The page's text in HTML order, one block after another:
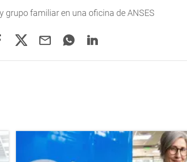
familiar en una oficina de ANSES